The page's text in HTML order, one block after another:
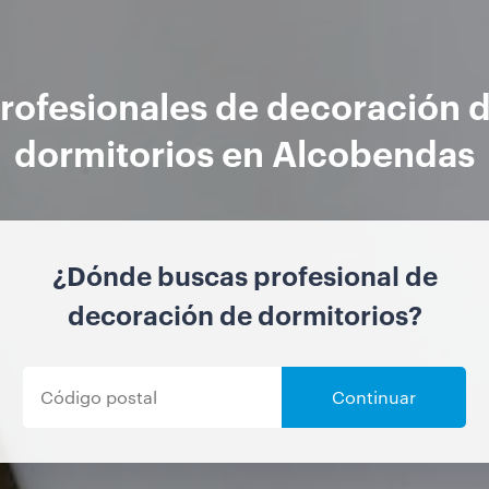
de decoración
dormitorios en Alcobendas
¿Dónde buscas profesional de
decoración de dormitorios?
Continuar